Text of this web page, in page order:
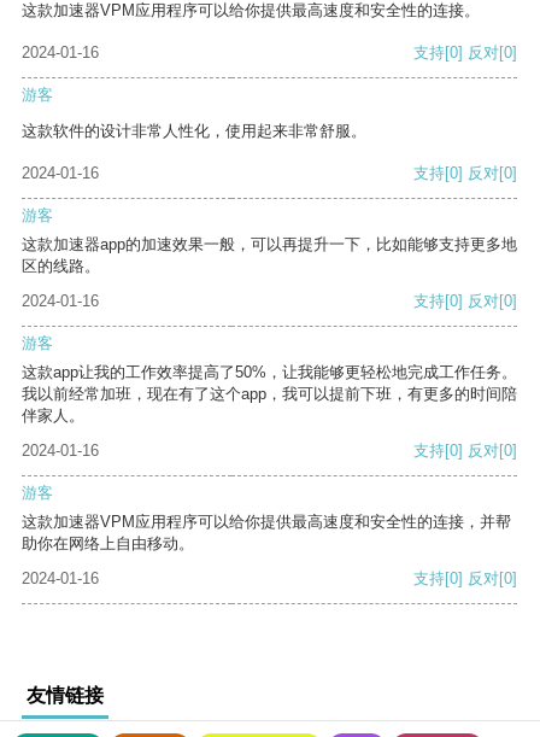
这款加速器VPM应用程序可以给你提供最高速度和安全性的连接。
2024-01-16 支持[0] 反对[0]
游客
这款软件的设计非常人性化，使用起来非常舒服。
2024-01-16 支持[0] 反对[0]
游客
这款加速器app的加速效果一般，可以再提升一下，比如能够支持更多地
区的线路。
2024-01-16
支持[0] 反对[0]
游客
这款app让我的工作效率提高了50%，让我能够更轻松地完成工作任务。
我以前经常加班，现在有了这个app，我可以提前下班，有更多的时间陪
伴家人。
2024-01-16
支持[0] 反对[0]
游客
这款加速器VPM应用程序可以给你提供最高速度和安全性的连接，并帮
助你在网络上自由移动。
2024-01-16
支持[0] 反对[0]
友情链接